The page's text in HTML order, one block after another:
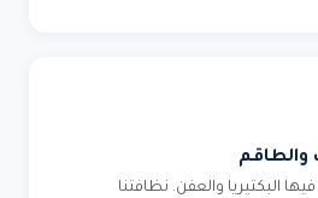
والطاقم
البكتيريا والعفن. نظافتنا